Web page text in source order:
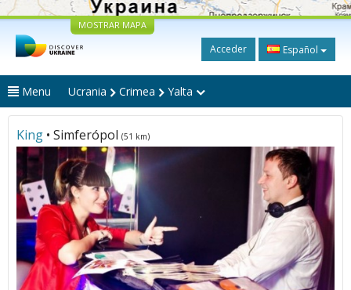
MOSTRAR MAPA
Acceder Español
Menu Ucrania Crimea Yalta
King • Simferópol (51 km)